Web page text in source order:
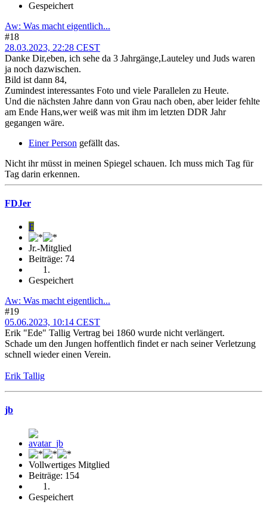
Gespeichert
Aw: Was macht eigentlich...
#18
28.03.2023, 22:28 CEST
Danke Dir,eben, ich sehe da 3 Jahrgänge,Lauteley und Juds waren
ja noch dazwischen.
Bild ist dann 84,
Zumindest interessantes Foto und viele Parallelen zu Heute.
Und die nächsten Jahre dann von Grau nach oben, aber leider fehlte
am Ende Hans,wer weiß was mit ihm im letzten DDR Jahr
gegangen wäre.
Einer Person gefällt das.
Nicht ihr müsst in meinen Spiegel schauen. Ich muss mich Tag für
Tag darin erkennen.
FDJer
F
Jr.-Mitglied
Beiträge: 74
Gespeichert
Aw: Was macht eigentlich...
#19
05.06.2023, 10:14 CEST
Erik "Ede" Tallig Vertrag bei 1860 wurde nicht verlängert.
Schade um den Jungen hoffentlich findet er nach seiner Verletzung
schnell wieder einen Verein.
Erik Tallig
jb
Vollwertiges Mitglied
Beiträge: 154
Gespeichert